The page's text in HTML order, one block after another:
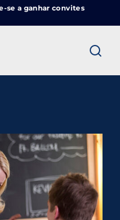
se a ganhar convites
O Cinema Acontece